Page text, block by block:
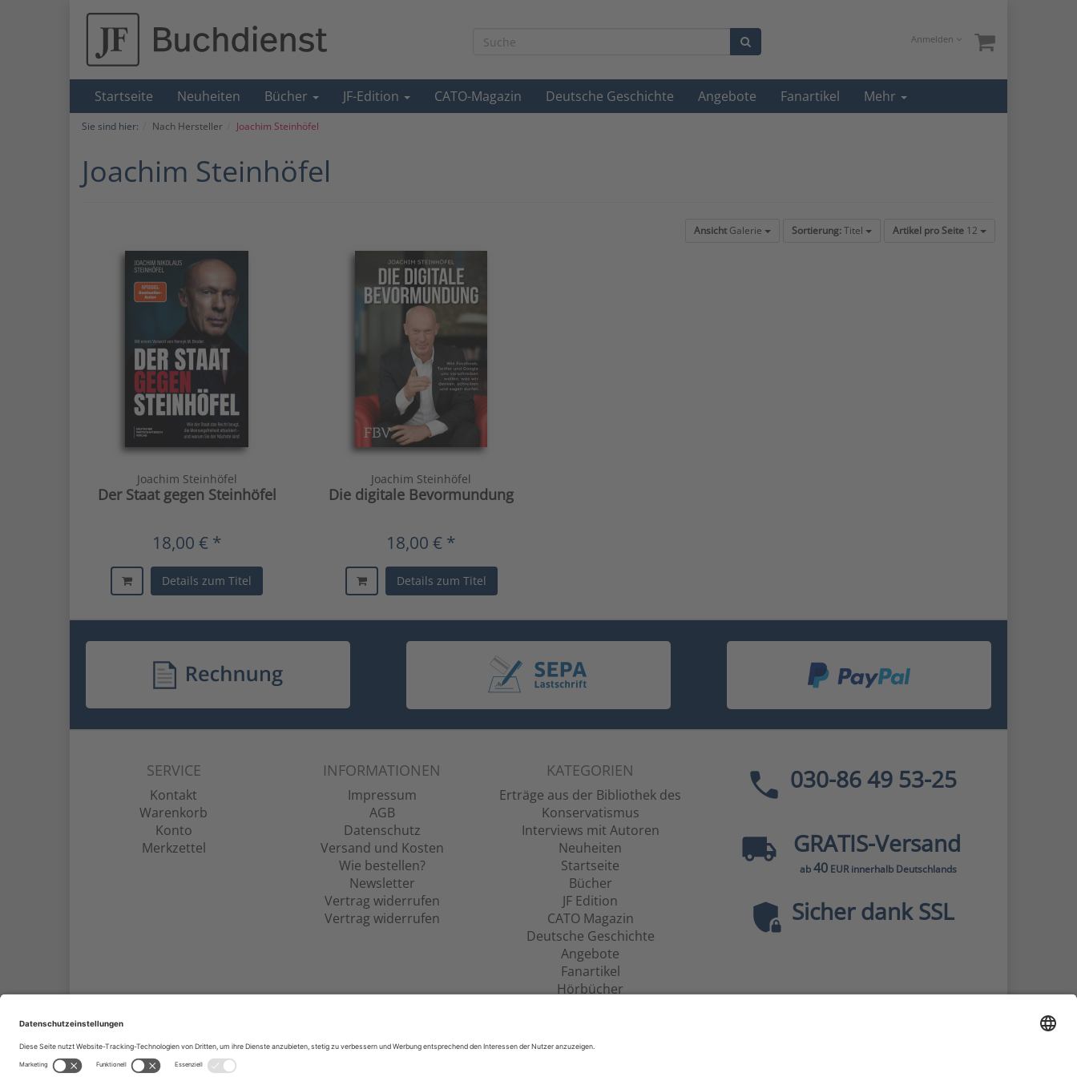
Anmelden
Startseite Neuheiten Bücher JF-Edition CATO-Magazin Deutsche Geschichte Angebote Fanartikel Mehr
Sie sind hier: Nach Hersteller Joachim Steinhöfel
Joachim Steinhöfel
AnsichtGalerie Sortierung:Titel Artikel pro Seite 12
Joachim Steinhöfel
Der Staat gegen Steinhöfel
18,00 € *
Details zum Titel
Joachim Steinhöfel
Die digitale Bevormundung
18,00 € *
Details zum Titel
SERVICE
Kontakt
Warenkorb
Konto
Merkzettel
INFORMATIONEN
Impressum
AGB
Datenschutz
Versand und Kosten
Wie bestellen?
Newsletter
Vertrag widerrufen
Vertrag widerrufen
KATEGORIEN
Erträge aus der Bibliothek des
Konservatismus
Interviews mit Autoren
Neuheiten
Startseite
Bücher
JF Edition
CATO Magazin
Deutsche Geschichte
Angebote
Fanartikel
Hörbücher
030-86 49 53-25
GRATIS-Versand
ab40EUR innerhalb Deutschlands
Sicher dank SSL